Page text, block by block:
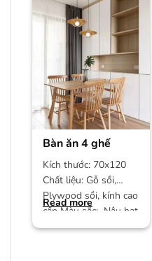
Bàn ăn 4 ghế
Kích thước: 70x120
Chất liệu: Gỗ sồi,
Plywood sồi, kính cao
cấp Màu sắc: Nâu hạt
dẻ/màu trần Bảo
Read more